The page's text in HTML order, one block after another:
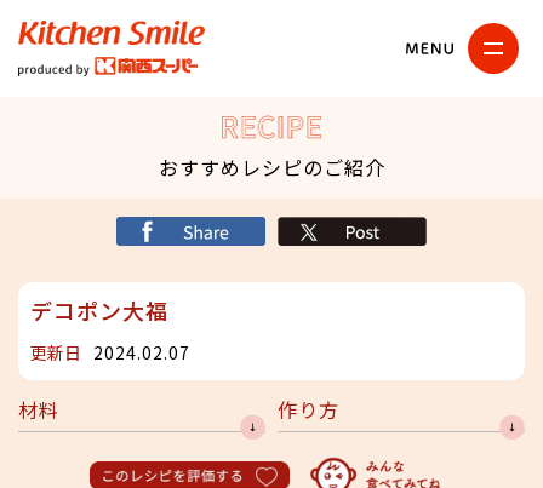
キッチンスマイル
おすすめレシピのご紹介
デコポン大福
更新日 2024.02.07
材料 作り方